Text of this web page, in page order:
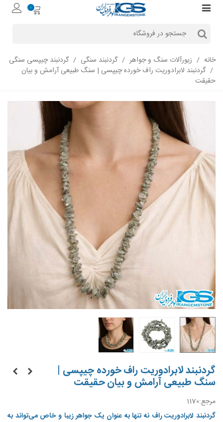
0
خانه / زیورآلات سنگ و جواهر / گردنبند سنگی / گردنبند چیپسی سنگی
/ گردنبند لابرادوریت راف خورده چیپسی | سنگ طبیعی آرامش و بیان
حقیقت
گردنبند لابرادوریت راف خورده چیپسی |
سنگ طبیعی آرامش و بیان حقیقت
مرجع:1170
گردنبند لابرادوریت راف نه تنها به عنوان یک جواهر زیبا و خاص می‌تواند به